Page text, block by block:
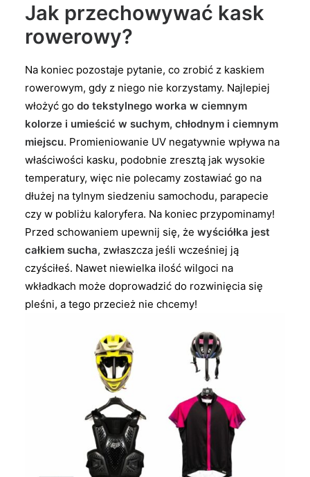
Jak przechowywać kask
rowerowy?
Na koniec pozostaje pytanie, co zrobić z kaskiem
rowerowym, gdy z niego nie korzystamy. Najlepiej
włożyć go do tekstylnego worka w ciemnym
kolorze i umieścić w suchym, chłodnym i ciemnym
miejscu. Promieniowanie UV negatywnie wpływa na
właściwości kasku, podobnie zresztą jak wysokie
temperatury, więc nie polecamy zostawiać go na
dłużej na tylnym siedzeniu samochodu, parapecie
czy w pobliżu kaloryfera. Na koniec przypominamy!
Przed schowaniem upewnij się, że wyściółka jest
całkiem sucha, zwłaszcza jeśli wcześniej ją
czyściłeś. Nawet niewielka ilość wilgoci na
wkładkach może doprowadzić do rozwinięcia się
pleśni, a tego przecież nie chcemy!